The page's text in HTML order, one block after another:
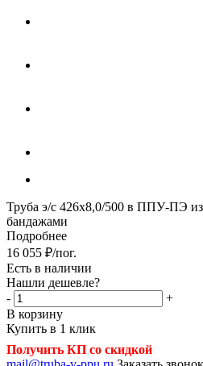
Труба э/с 426х8,0/500 в ППУ-ПЭ
бандажами
Подробнее
16 055 ₽/пог.
Есть в наличии
Нашли дешевле?
-
+
В корзину
Купить в 1 клик
Получить КП со скидкой